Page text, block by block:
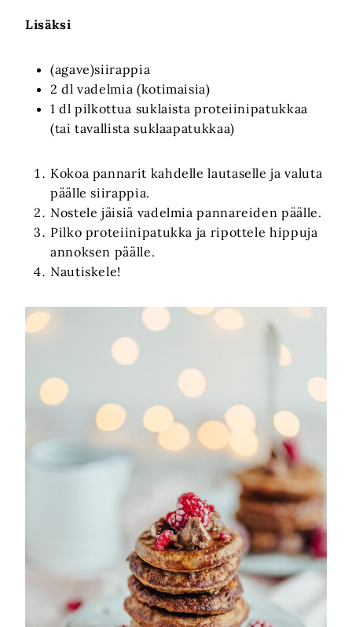
Lisäksi
(agave)siirappia
2 dl vadelmia (kotimaisia)
1 dl pilkottua suklaista proteiinipatukkaa
(tai tavallista suklaapatukkaa)
Kokoa pannarit kahdelle lautaselle ja valuta
päälle siirappia.
Nostele jäisiä vadelmia pannareiden päälle.
Pilko proteiinipatukka ja ripottele hippuja
annoksen päälle.
Nautiskele!